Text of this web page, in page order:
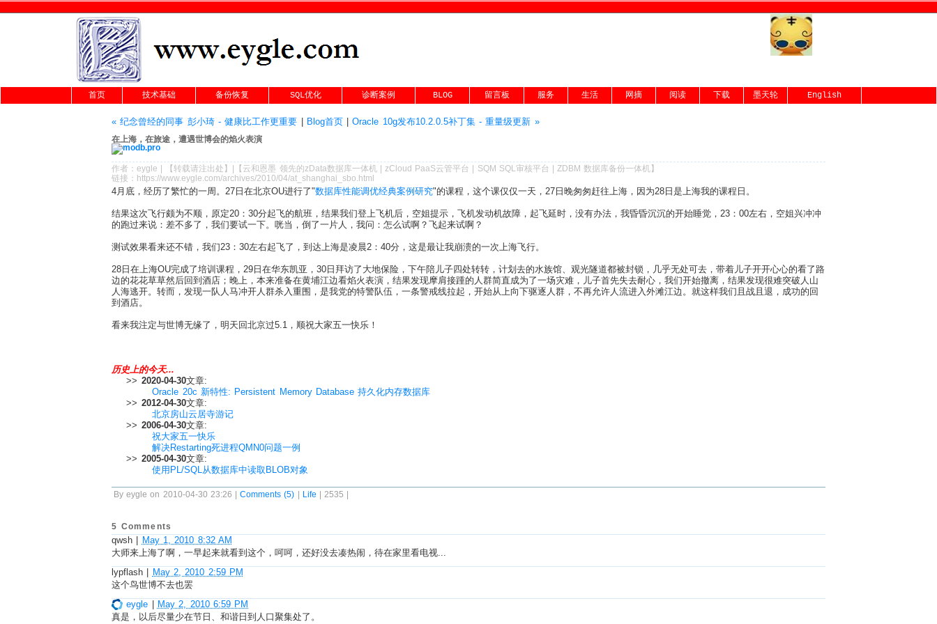
首页 技术基础 备份恢复 SQL优化 诊断案例 BLOG 留言板 服务 生活 网摘 阅读 下载 墨天轮 English
« 纪念曾经的同事 彭小琦 - 健康比工作更重要 Blog首页|Oracle 10g发布10.2.0.5补丁集 - 重量级更新 »
在上海，在旅途，遭遇世博会的焰火表演
作者： eygle 【转载请注出处 】|【 云和恩墨 领先的zData数据库一体机|zCloud PaaS云管平台 SQM SQL审核平台 |ZDBM 数据库备份一体机】
链接： https://www.eygle.com/archives/2010/04/at_shanghai_sbo.html
4月底，经历了繁忙的一周。27日在北京OU进行了"数据库性能调优经典案例研究"的课程，这个课仅仅一天，27日晚匆匆赶往上海，因为28日是上海我的课程日。
结果这次飞行颇为不顺，原定20：30分起飞的航班，结果我们登上飞机后，空姐提示，飞机发动机故障，起飞延时，没有办法，我昏昏沉沉的开始睡觉，23：00左右，空姐兴冲冲
的跑过来说：差不多了，我们要试一下。咣当，倒了一片人，我问：怎么试啊？飞起来试啊？
测试效果看来还不错，我们23：30左右起飞了，到达上海是凌晨2：40分，这是最让我崩溃的一次上海飞行。
28日在上海OU完成了培训课程，29日在华东凯亚，30日拜访了大地保险，下午陪儿子四处转转，计划去的水族馆、观光隧道都被封锁，几乎无处可去，带着儿子开开心心的看了路
边的花花草草然后回到酒店；晚上，本来准备在黄埔江边看焰火表演，结果发现摩肩接踵的人群简直成为了一场灾难，儿子首先失去耐心，我们开始撤离，结果发现很难突破人山
人海逃开。转而，发现一队人马冲开人群杀入重围，是我党的特警队伍，一条警戒线拉起，开始从上向下驱逐人群，不再允许人流进入外滩江边。就这样我们且战且退，成功的回
到酒店。
看来我注定与世博无缘了，明天回北京过5.1，顺祝大家五一快乐！
历史上的今天...
>> 2020-04-30文章:
Oracle 20c 新特性: Persistent Memory Database 持久化内存数据库
>> 2012-04-30文章:
北京房山云居寺游记
>> 2006-04-30文章:
祝大家五一快乐
解决Restarting死进程QMN0问题一例
>> 2005-04-30文章:
使用PL/SQL从数据库中读取BLOB对象
By eygle on 2010-04-30 23:26 |Comments (5) | Life | 2535 |
5 Comments
qwsh | May 1, 2010 8:32 AM
大师来上海了啊，一早起来就看到这个，呵呵，还好没去凑热闹，待在家里看电视...
lypflash | May 2, 2010 2:59 PM
这个鸟世博不去也罢
eygle | May 2, 2010 6:59 PM
真是，以后尽量少在节日、和谐日到人口聚集处了。